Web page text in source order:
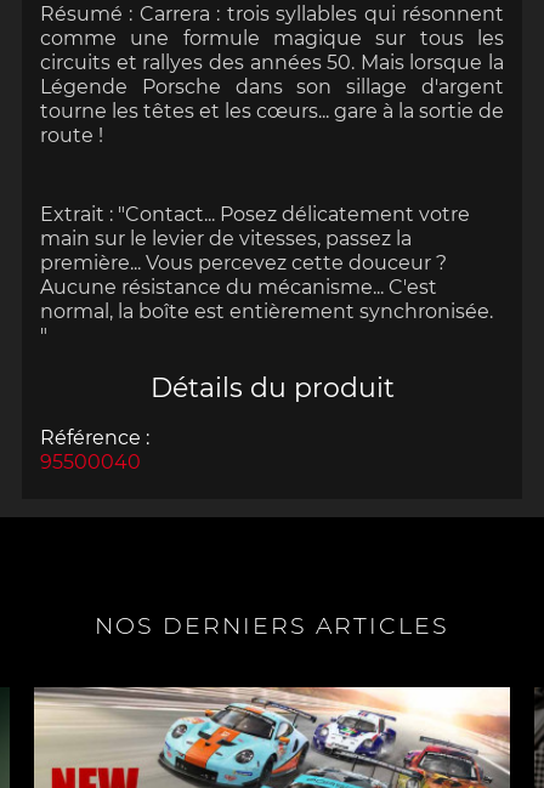
Résumé : Carrera : trois syllables qui résonnent
comme une formule magique sur tous les
circuits et rallyes des années 50. Mais lorsque la
Légende Porsche dans son sillage d'argent
tourne les têtes et les cœurs... gare à la sortie de
route !
Extrait : "Contact... Posez délicatement votre
main sur le levier de vitesses, passez la
première... Vous percevez cette douceur ?
Aucune résistance du mécanisme... C'est
normal, la boîte est entièrement synchronisée.
"
Détails du produit
Référence :
95500040
NOS DERNIERS ARTICLES